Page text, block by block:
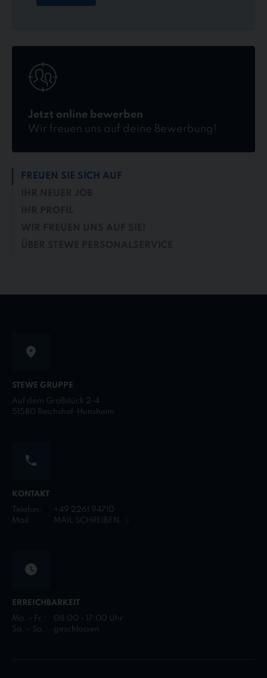
Jetzt online bewerben
Wir freuen uns auf deine Bewerbung!
online
bewerben
FREUEN SIE SICH AUF
STEWE GRUPPE
Auf dem Großstück 2-4
51580 Reichshof-Hunsheim
KONTAKT
Telefon:
+49 2261 94710
Mail:
MAIL SCHREIBEN
ERREICHBARKEIT
Mo. - Fr.:
08:00 - 17:00 Uhr
Sa. - So.:
geschlossen